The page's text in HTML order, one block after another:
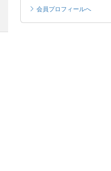
会員プロフィールへ